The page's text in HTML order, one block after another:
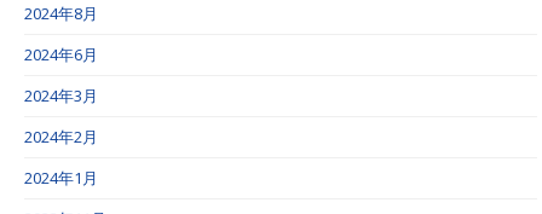
2024年8月
2024年6月
2024年3月
2024年2月
2024年1月